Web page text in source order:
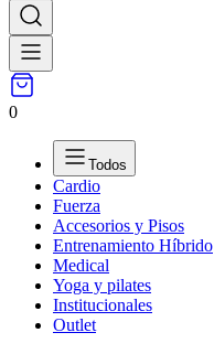
0
Todos
Cardio
Fuerza
Accesorios y Pisos
Entrenamiento Híbrido
Medical
Yoga y pilates
Institucionales
Outlet